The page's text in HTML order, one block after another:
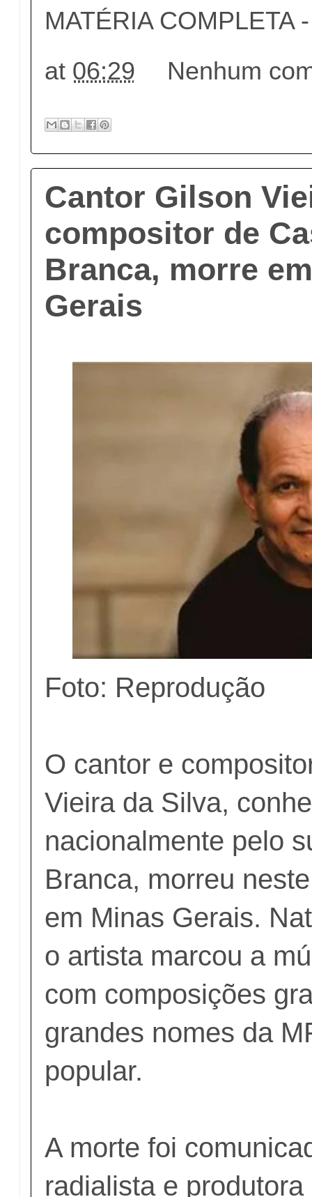
MATÉRIA COMPLETA
at 06:29 Nenhum
Cantor Gilson
compositor de
Branca, morre
Gerais
Foto: Reprodução
O cantor e
Vieira da Silva,
nacionalmente pelo
Branca, morreu
em Minas Gerais.
o artista marcou a
com composições
grandes nomes da
popular.
A morte foi
radialista e